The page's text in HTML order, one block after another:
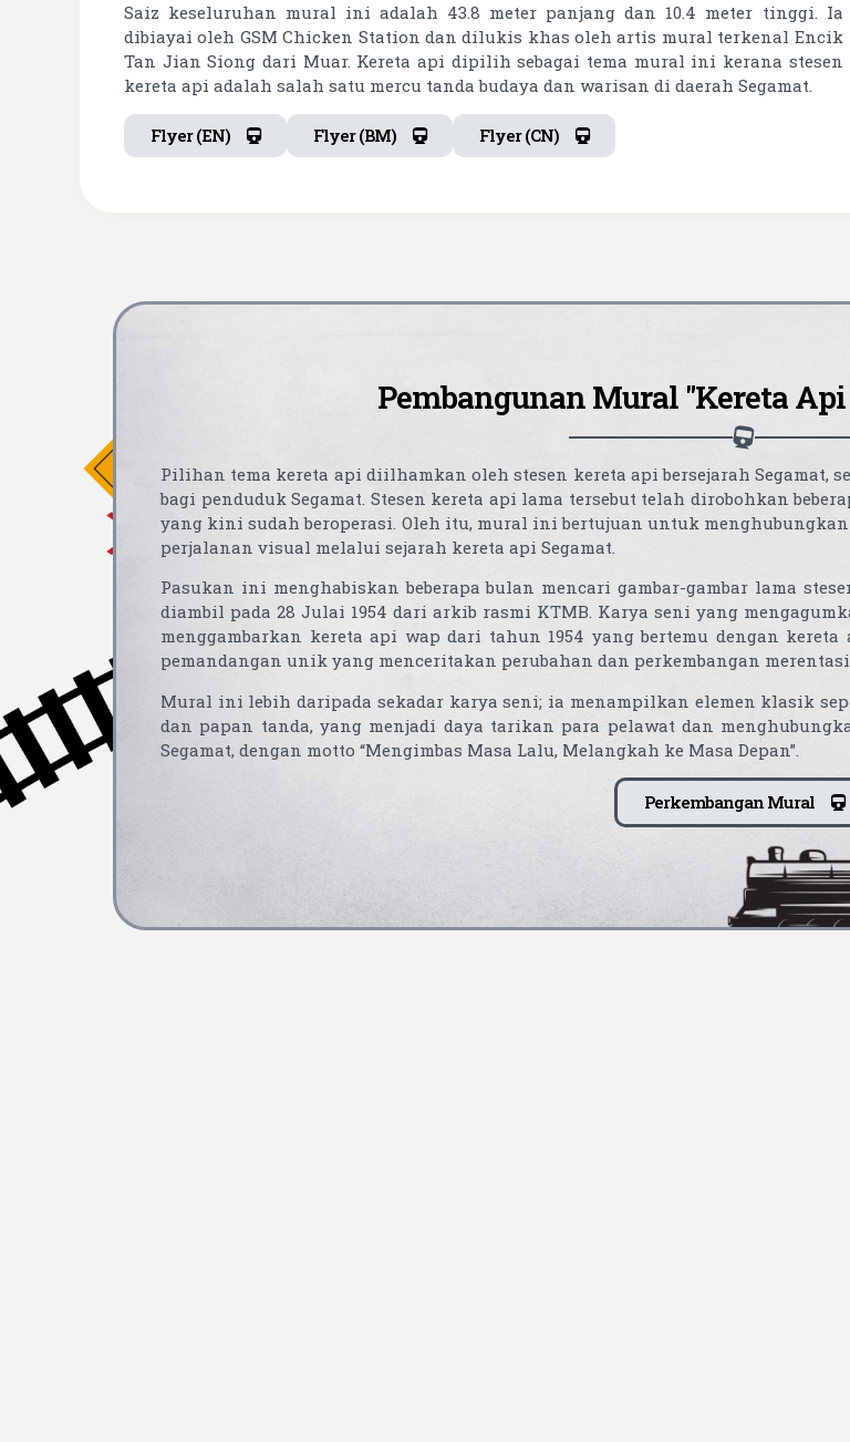
Saiz keseluruhan mural ini adalah 43.8 meter panjang dan 10.4 meter tinggi. Ia
dibiayai oleh GSM Chicken Station dan dilukis khas oleh artis mural terkenal Encik
Tan Jian Siong dari Muar. Kereta api dipilih sebagai tema mural ini kerana stesen
kereta api adalah salah satu mercu tanda budaya dan warisan di daerah Segamat.
Flyer (EN) Flyer (BM) Flyer (CN)
Pembangunan Mural "Kereta
Pilihan tema kereta api diilhamkan oleh stesen kereta api bersejarah Segamat,
bagi penduduk Segamat. Stesen kereta api lama tersebut telah dirobohkan
yang kini sudah beroperasi. Oleh itu, mural ini bertujuan untuk
perjalanan visual melalui sejarah kereta api Segamat.
Pasukan ini menghabiskan beberapa bulan mencari gambar-gambar lama
diambil pada 28 Julai 1954 dari arkib rasmi KTMB. Karya seni yang
menggambarkan kereta api wap dari tahun 1954 yang bertemu dengan
pemandangan unik yang menceritakan perubahan dan perkembangan
Mural ini lebih daripada sekadar karya seni; ia menampilkan elemen klasik
dan papan tanda, yang menjadi daya tarikan para pelawat dan
Segamat, dengan motto “Mengimbas Masa Lalu, Melangkah ke Masa Depan”.
Perkembangan Mural